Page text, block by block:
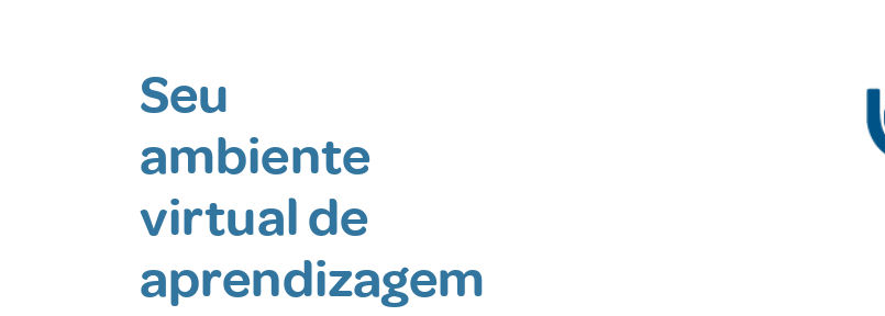
Seu
ambiente
virtual de
aprendizagem